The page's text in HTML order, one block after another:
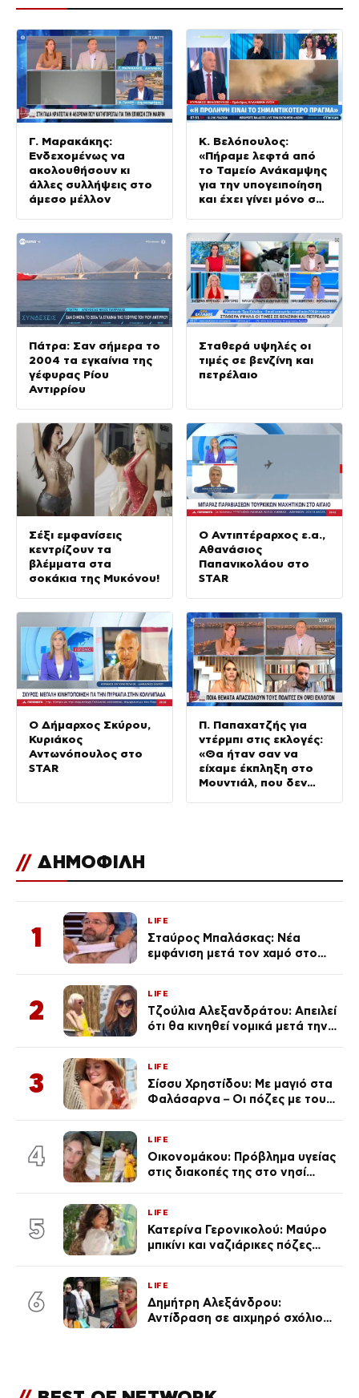
Γ. Μαρακάκης:
Ενδεχομένως να
ακολουθήσουν κι
άλλες συλλήψεις στο
άμεσο μέλλον
Κ. Βελόπουλος:
«Πήραμε λεφτά από
το Ταμείο Ανάκαμψης
για την υπογειποίηση
και έχει γίνει μόνο στο
Πάτρα: Σαν σήμερα το
2004 τα εγκαίνια της
γέφυρας Ρίου
Αντιρρίου
Σταθερά υψηλές οι
τιμές σε βενζίνη και
πετρέλαιο
Σέξι εμφανίσεις
κεντρίζουν τα
βλέμματα στα
σοκάκια της Μυκόνου!
Ο Αντιπτέραρχος ε.α.,
Αθανάσιος
Παπανικολάου στο
STAR
Ο Δήμαρχος Σκύρου,
Κυριάκος
Αντωνόπουλος στο
STAR
Π. Παπαχατζής για
ντέρμπι στις εκλογές:
«Θα ήταν σαν να
είχαμε έκπληξη στο
Μουντιάλ, που δεν
// ΔΗΜΟΦΙΛΗ
1
LIFE
Σταύρος Μπαλάσκας: Νέα
εμφάνιση μετά τον χαμό στο
2
LIFE
Τζούλια Αλεξανδράτου: Απειλεί
ότι θα κινηθεί νομικά μετά την
3
LIFE
Σίσσυ Χρηστίδου: Με μαγιό στα
Φαλάσαρνα – Οι πόζες με τους
4
LIFE
Οικονομάκου: Πρόβλημα υγείας
στις διακοπές της στο νησί
5
LIFE
Κατερίνα Γερονικολού: Μαύρο
μπικίνι και ναζιάρικες πόζες
6
LIFE
Δημήτρη Αλεξάνδρου:
Αντίδραση σε αιχμηρό σχόλιο